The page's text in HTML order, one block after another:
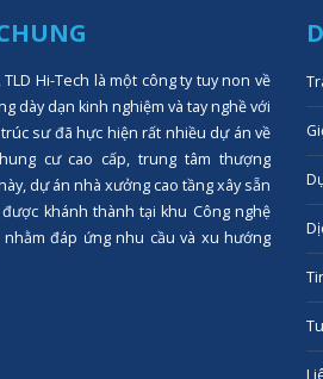
Hi-Tech là một công ty tuy non về
dày dạn kinh nghiệm và tay nghề với
sư đã hực hiện rất nhiều dự án về
cư cao cấp, trung tâm thượng
dự án nhà xưởng cao tầng xây sẵn
khánh thành tại khu Công nghệ
nhằm đáp ứng nhu cầu và xu hướng